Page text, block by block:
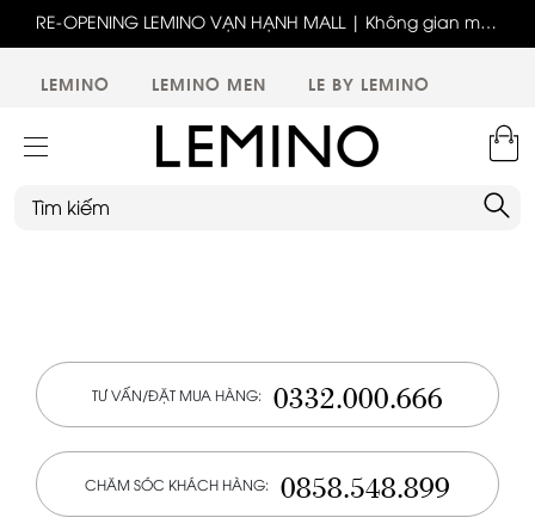
RE-OPENING LEMINO VẠN HẠNH MALL | Không gian mới,
trải nghiệm mới, ưu đãi tri ân đặc biệt
LEMINO
LEMINO MEN LE BY LEMINO
TƯ VẤN/ĐẶT MUA HÀNG: 0332.000.666
CHĂM SÓC KHÁCH HÀNG: 0858.548.899